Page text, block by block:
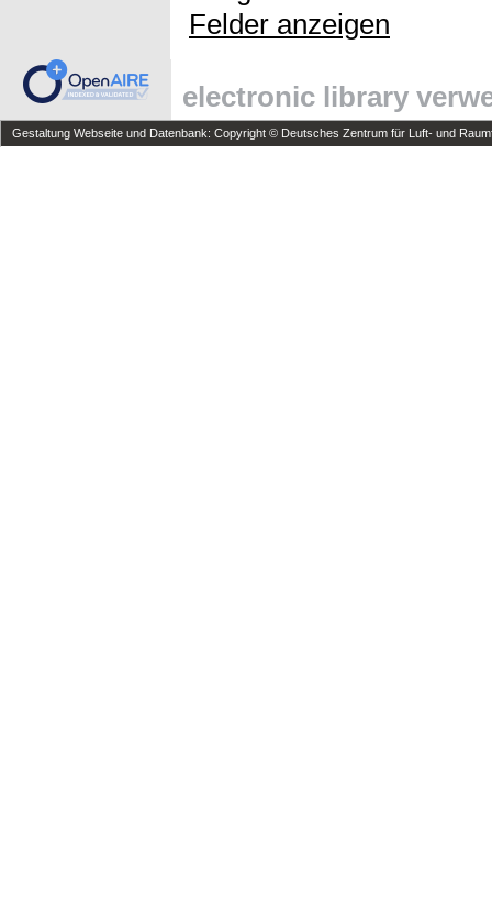
Felder anzeigen
electronic library
Gestaltung Webseite und Datenbank: Copyright © Deutsches Zentrum für Luft- und